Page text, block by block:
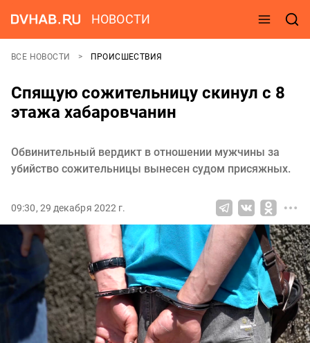
НОВОСТИ
ВСЕ НОВОСТИ ПРОИСШЕСТВИЯ
Спящую сожительницу скинул с 8
этажа хабаровчанин
Обвинительный вердикт в отношении мужчины за
убийство сожительницы вынесен судом присяжных.
09:30, 29 декабря 2022 г.